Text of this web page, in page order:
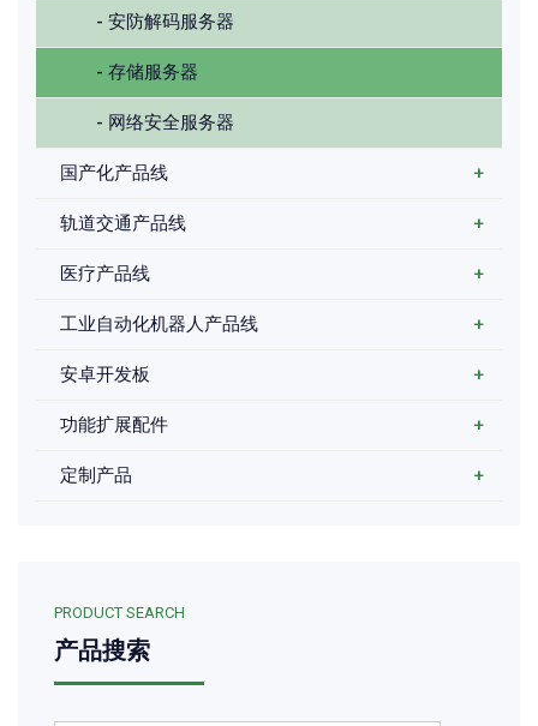
- 安防‍解码服务器
- 存储服务器
- 网络安全‍服务器
国产化产品线 +
轨道交通产品线 +
医疗产品线 +
工业自动化机器人产品线 +
安卓开发板 +
功能扩展配件 +
定制产品 +
PRODUCT SEARCH
产品搜索